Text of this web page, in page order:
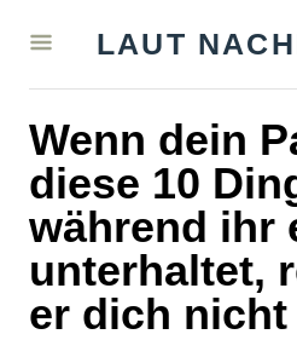
LAUT
Wenn dein
diese 10
während ihr
unterhaltet,
er dich nicht